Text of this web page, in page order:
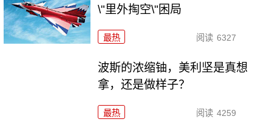
\"里外掏空\"困局
最热 阅读 6327
波斯的浓缩铀，美利坚是真想
拿，还是做样子？
最热 阅读 4259